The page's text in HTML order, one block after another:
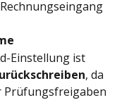
Einstellung ist
, da
Prüfungsfreigaben